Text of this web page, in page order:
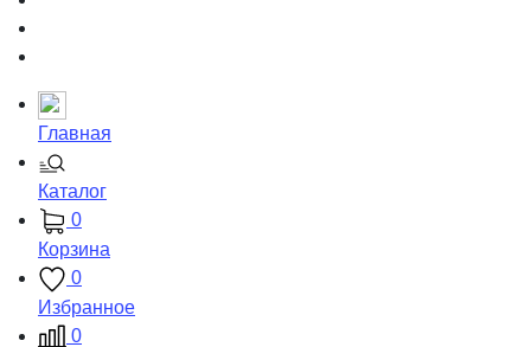
Главная
Каталог
0
Корзина
0
Избранное
0